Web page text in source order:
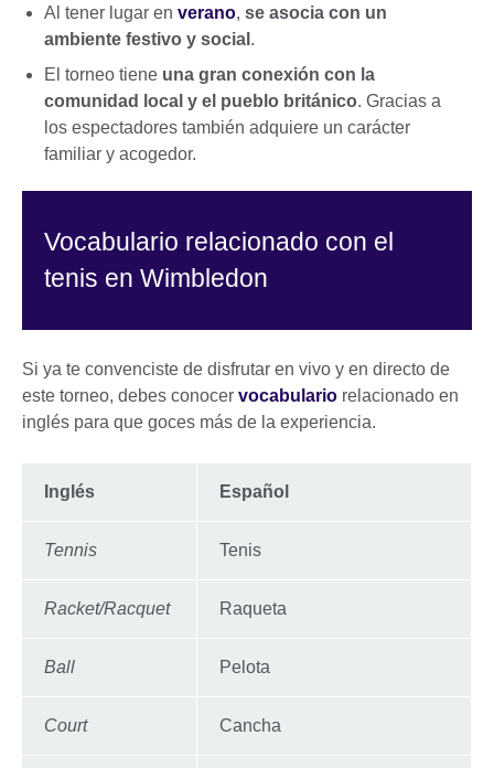
Al tener lugar en verano, se asocia con un
ambiente festivo y social .
El torneo tiene una gran conexión con la
comunidad local y el pueblo británico. Gracias a
los espectadores también adquiere un carácter
familiar y acogedor.
Vocabulario relacionado con el
tenis en Wimbledon
Si ya te convenciste de disfrutar en vivo y en directo de
este torneo, debes conocer vocabulario relacionado en
inglés para que goces más de la experiencia.
Inglés Español
Tennis Tenis
Racket/Racquet Raqueta
Ball Pelota
Court Cancha